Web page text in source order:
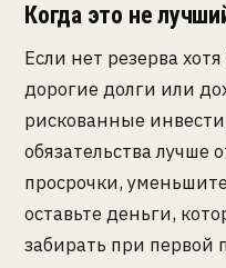
Когда это не
Если нет резерва
дорогие долги или
рискованные
обязательства лучше
просрочки,
оставьте деньги,
забирать при первой